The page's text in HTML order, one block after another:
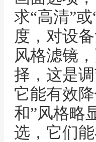
求“高清”
度，对设
风格滤镜
择，这是
它能有效
和”风格略
选，它们